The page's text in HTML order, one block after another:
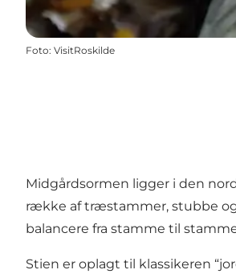
Foto: VisitRoskilde
Midgårdsormen ligger i den
række af træstammer, stubbe
balancere fra stamme til
Stien er oplagt til klassikeren